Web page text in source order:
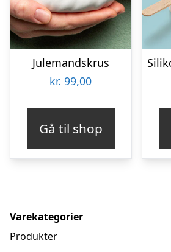
Julemandskrus
kr. 99,00
Gå til shop
Varekategorier
Produkter